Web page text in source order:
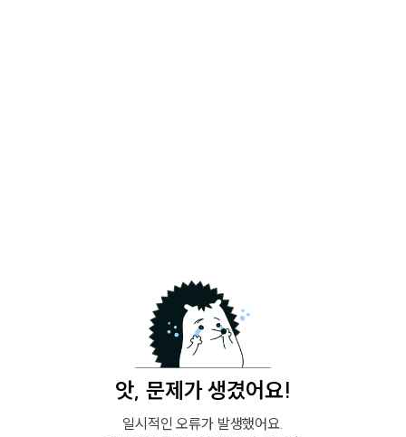
앗, 문제가 생겼어요!
일시적인 오류가 발생했어요.